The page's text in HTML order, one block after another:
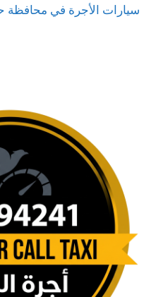
سيارات الأجرة في محافظة